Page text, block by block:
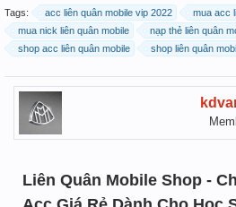
Tags: acc liên quân mobile vip 2022
mua acc
mua nick liên quân mobile
nạp thẻ liên quân
shop acc liên quân mobile
shop liên quân
Liên Quân Mobile Shop -